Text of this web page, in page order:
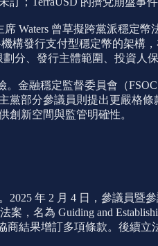
Waters 曾草擬跨黨派穩定
構發行支付型穩定幣的架
分、發行主體範圍、投資
金融穩定監督委員會（
黨部分參議員則提出更嚴格
創新空間與監管明確性。
年 2 月 4 日，參議員暨
，名為 Guiding and
結果增訂多項條款。後續立